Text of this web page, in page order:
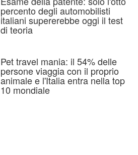
percento degli automobilisti
italiani supererebbe oggi il test
di teoria
Pet travel mania: il 54% delle
persone viaggia con il proprio
animale e l'Italia entra nella top
10 mondiale